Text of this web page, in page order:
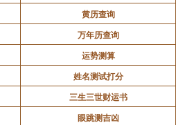
黄历查询
万年历查询
运势测算
姓名测试打分
三生三世财运书
眼跳测吉凶